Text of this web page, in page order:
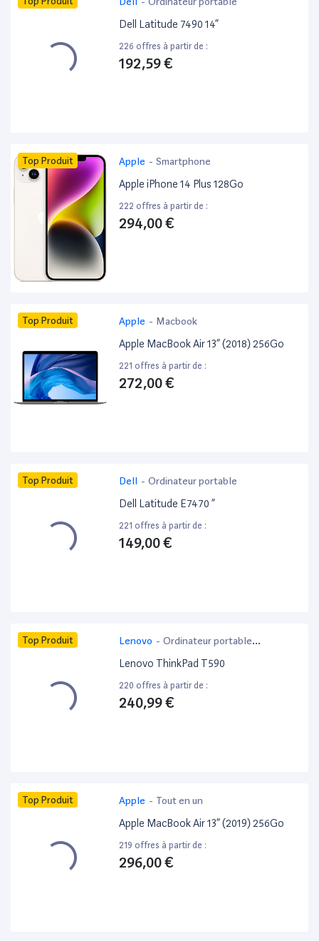
Dell Latitude 7490 14”
226 offres à partir de :
192,59 €
Top Produit Apple - Smartphone
Apple iPhone 14 Plus 128Go
222 offres à partir de :
294,00 €
Top Produit Apple - Macbook
Apple MacBook Air 13” (2018) 256Go
221 offres à partir de :
272,00 €
Top Produit Dell - Ordinateur portable
Dell Latitude E7470 ”
221 offres à partir de :
149,00 €
Top Produit Lenovo - Ordinateur portable
bureautique
Lenovo ThinkPad T590
220 offres à partir de :
240,99 €
Top Produit Apple - Tout en un
Apple MacBook Air 13” (2019) 256Go
219 offres à partir de :
296,00 €